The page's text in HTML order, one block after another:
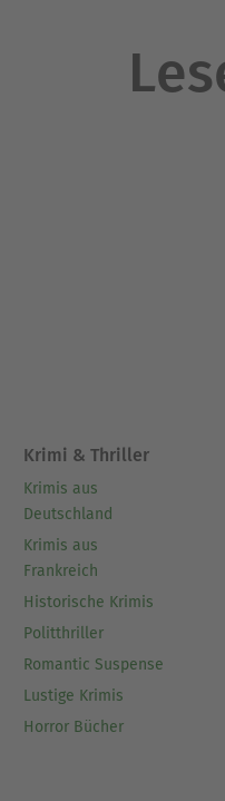
Krimi & Thriller
Krimis aus
Deutschland
Krimis aus
Frankreich
Historische Krimis
Politthriller
Romantic Suspense
Lustige Krimis
Horror Bücher